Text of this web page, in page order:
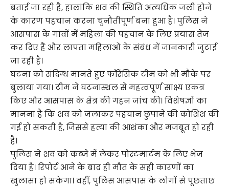
बताई जा रही है, हालांकि शव की स्थिति अत्यधिक जली होने
के कारण पहचान करना चुनौतीपूर्ण बना हुआ है। पुलिस ने
आसपास के गांवों में महिला की पहचान के लिए प्रयास तेज
कर दिए हैं और लापता महिलाओं के संबंध में जानकारी जुटाई
जा रही है।
घटना को संदिग्ध मानते हुए फॉरेंसिक टीम को भी मौके पर
बुलाया गया। टीम ने घटनास्थल से महत्वपूर्ण साक्ष्य एकत्र
किए और आसपास के क्षेत्र की गहन जांच की। विशेषज्ञों का
मानना है कि शव को जलाकर पहचान छुपाने की कोशिश की
गई हो सकती है, जिससे हत्या की आशंका और मजबूत हो रही
है।
पुलिस ने शव को कब्जे में लेकर पोस्टमार्टम के लिए भेज
दिया है। रिपोर्ट आने के बाद ही मौत के सही कारणों का
खुलासा हो सकेगा। वहीं, पुलिस आसपास के लोगों से पूछताछ